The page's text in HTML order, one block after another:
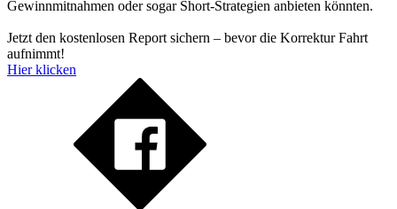
Gewinnmitnahmen oder sogar Short-Strategien anbieten könnten.
Jetzt den kostenlosen Report sichern – bevor die Korrektur Fahrt
aufnimmt!
Hier klicken